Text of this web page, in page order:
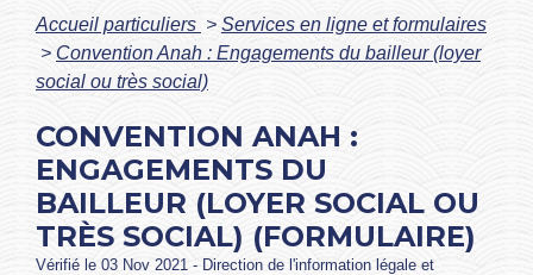
Accueil particuliers > Services en ligne et formulaires
> Convention Anah : Engagements du bailleur (loyer
social ou très social)
CONVENTION ANAH :
ENGAGEMENTS DU
BAILLEUR (LOYER SOCIAL OU
TRÈS SOCIAL) (FORMULAIRE)
Vérifié le 03 Nov 2021 - Direction de l'information légale et